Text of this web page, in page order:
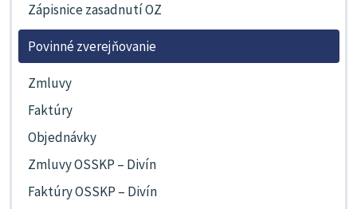
Zápisnice zasadnutí OZ
Povinné zverejňovanie
Zmluvy
Faktúry
Objednávky
Zmluvy OSSKP – Divín
Faktúry OSSKP – Divín